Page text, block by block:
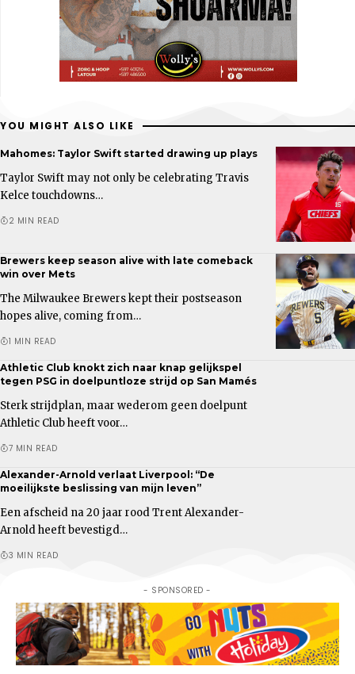
YOU MIGHT ALSO LIKE
Mahomes: Taylor Swift started drawing up plays
Taylor Swift may not only be celebrating Travis
Kelce touchdowns…
2 MIN READ
Brewers keep season alive with late comeback
win over Mets
The Milwaukee Brewers kept their postseason
hopes alive, coming from…
1 MIN READ
Athletic Club knokt zich naar knap gelijkspel
tegen PSG in doelpuntloze strijd op San Mamés
Sterk strijdplan, maar wederom geen doelpunt
Athletic Club heeft voor…
7 MIN READ
Alexander-Arnold verlaat Liverpool: “De
moeilijkste beslissing van mijn leven”
Een afscheid na 20 jaar rood Trent Alexander-
Arnold heeft bevestigd…
3 MIN READ
- SPONSORED -